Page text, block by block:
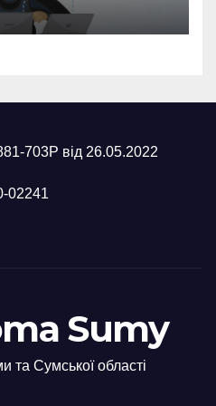
703Р від 26.05.2022
02241
Sumy
та Сумської області